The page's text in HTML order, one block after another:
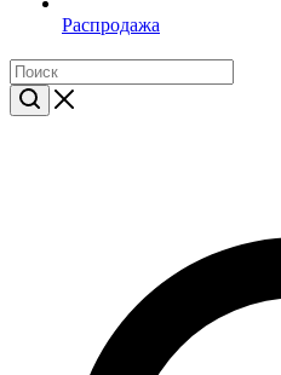
Распродажа